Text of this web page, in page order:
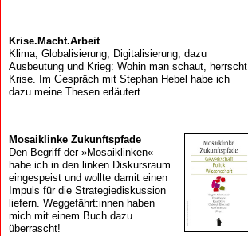
Krise.Macht.Arbeit
Klima, Globalisierung, Digitalisierung, dazu
Ausbeutung und Krieg: Wohin man schaut, herrscht
Krise. Im Gespräch mit Stephan Hebel habe ich
dazu meine Thesen erläutert.
Mosaik­linke Zukunfts­pfade
Den Begriff der »Mosaiklinken«
habe ich in den linken Diskursraum
eingespeist und wollte damit einen
Impuls für die Strategiediskussion
liefern. Weggefährt:innen haben
mich mit einem Buch dazu
überrascht!